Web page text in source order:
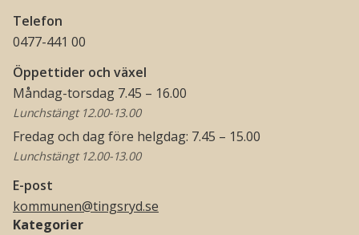
Telefon
0477-441 00
Öppettider och växel
Måndag-torsdag 7.45 – 16.00
Lunchstängt 12.00-13.00
Fredag och dag före helgdag: 7.45 – 15.00
Lunchstängt 12.00-13.00
E-post
kommunen@tingsryd.se
Kategorier